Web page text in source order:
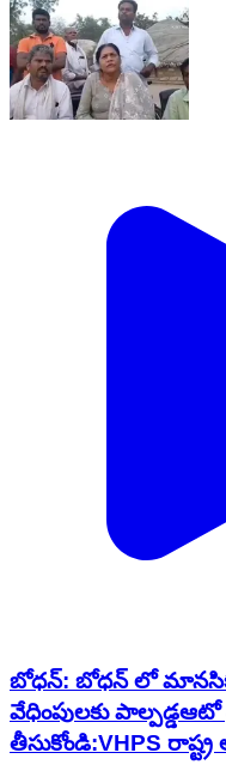
బోధన్: బోధన్ లో మానసిక
వేధింపులకు పాల్పడ్డఆటో
తీసుకోండి:VHPS రాష్ట్ర